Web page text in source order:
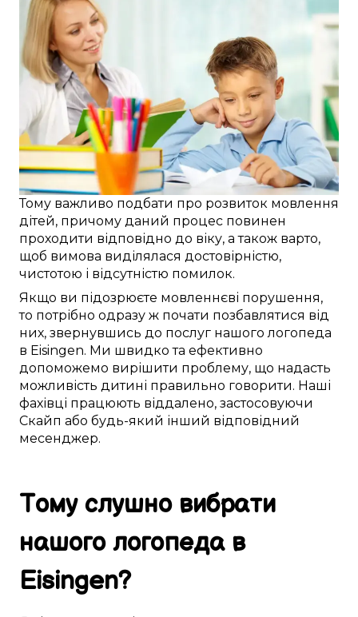
Тому важливо подбати про розвиток мовлення
дітей, причому даний процес повинен
проходити відповідно до віку, а також варто,
щоб вимова виділялася достовірністю,
чистотою і відсутністю помилок.
Якщо ви підозрюєте мовленнєві порушення,
то потрібно одразу ж почати позбавлятися від
них, звернувшись до послуг нашого логопеда
в Eisingen. Ми швидко та ефективно
допоможемо вирішити проблему, що надасть
можливість дитині правильно говорити. Наші
фахівці працюють віддалено, застосовуючи
Скайп або будь-який інший відповідний
месенджер.
Тому слушновибрати
нашого логопеда в
Eisingen?